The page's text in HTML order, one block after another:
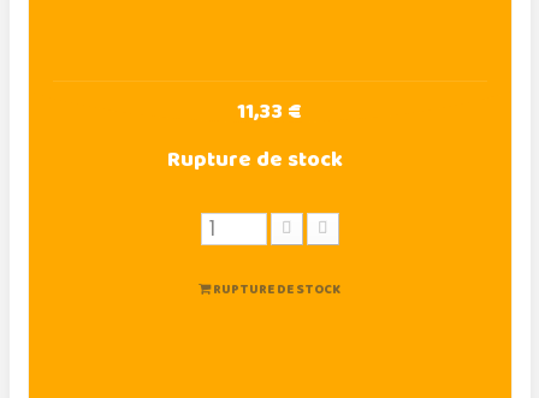
11,33 €
Rupture de stock
RUPTURE DE STOCK